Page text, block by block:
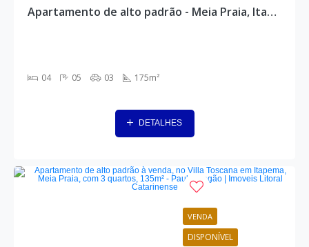
Apartamento de alto padrão - Meia Praia, Itapema - AP0077
04 05 03 175m²
DETALHES
VENDA
DISPONÍVEL